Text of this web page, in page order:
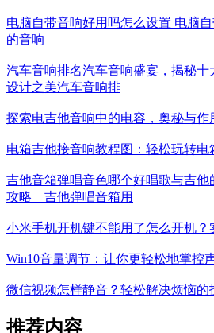
电脑自带音响好用吗怎么设置 电脑
的音响
汽车音响排名汽车音响盛宴，揭秘
设计之美汽车音响排
探索电吉他音响中的电容，奥秘与作
电箱吉他接音响教程图：轻松玩转电
吉他音箱弹唱音色哪个好唱歌与吉
攻略__吉他弹唱音箱用
小米手机开机键不能用了怎么开机？
Win10音量调节：让你更轻松地掌控
微信视频怎样静音？轻松解决烦恼的
推荐内容